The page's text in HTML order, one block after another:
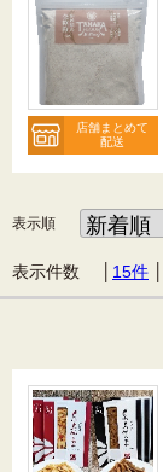
店舗まとめて
配送
表示順
表示件数 │ 15件